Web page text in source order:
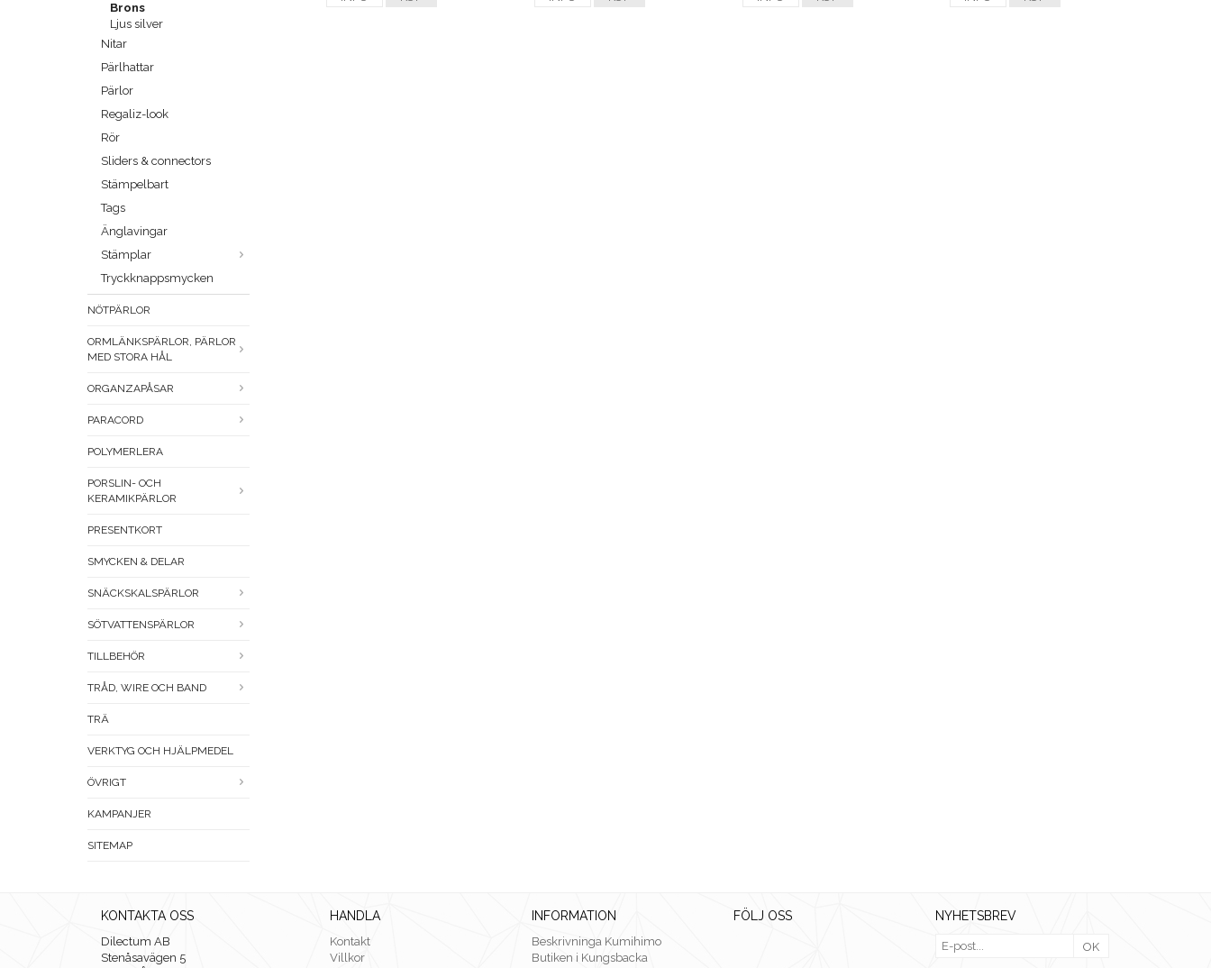
Brons
Ljus silver
Nitar
Pärlhattar
Pärlor
Regaliz-look
Rör
Sliders & connectors
Stämpelbart
Tags
Änglavingar
Stämplar
Tryckknappsmycken
NÖTPÄRLOR
ORMLÄNKSPÄRLOR, PÄRLOR
MED STORA HÅL
ORGANZAPÅSAR
PARACORD
POLYMERLERA
PORSLIN- OCH
KERAMIKPÄRLOR
PRESENTKORT
SMYCKEN & DELAR
SNÄCKSKALSPÄRLOR
SÖTVATTENSPÄRLOR
TILLBEHÖR
TRÅD, WIRE OCH BAND
TRÄ
VERKTYG OCH HJÄLPMEDEL
ÖVRIGT
KAMPANJER
SITEMAP
KONTAKTA OSS
Dilectum AB
Stenåsavägen 5
HANDLA
Kontakt
Villkor
INFORMATION
Beskrivninga Kumihimo
Butiken i Kungsbacka
FÖLJ OSS NYHETSBREV
OK